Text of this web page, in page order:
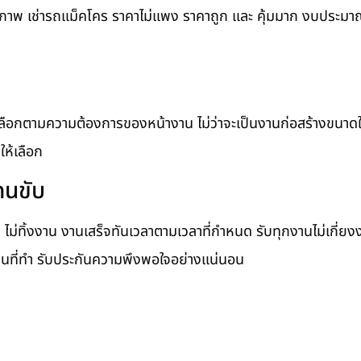
เช่ารถแม็คโคร ราคาไม่แพง ราคาถูก และ คุ้มมาก งบประม
กตามความต้องการของหน้างาน ไม่ว่าจะเป็นงานก่อสร้างขนา
ห้เลือก
นขับ
ม่ทิ้งงาน งานเสร็จทันเวลาตามเวลาที่กำหนด รับทุกงานไม่เกี่ย
ทำ รับประกันความพึงพอใจอย่างแน่นอน